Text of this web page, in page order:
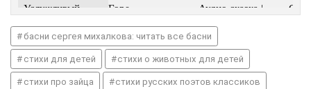
«Услужливый»,
Видеоурок
Горе
Аудио сказка |
ДЕТЕЙ | Сл
басни сергея михалкова: читать все басни
стихи для детей стихи о животных для детей
стихи про зайца стихи русских поэтов классиков